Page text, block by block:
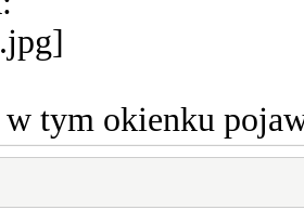
tym okienku